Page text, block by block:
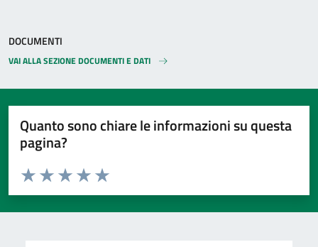
DOCUMENTI
VAI ALLA SEZIONE DOCUMENTI E DATI
Quanto sono chiare le informazioni su questa
pagina?
Valuta da 1 a 5 stelle la pagina
Valuta 5 stelle su 5
Valuta 4 stelle su 5
Valuta 3 stelle su 5
Valuta 2 stelle su 5
Valuta 1 stelle su 5